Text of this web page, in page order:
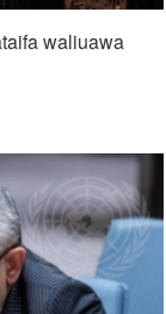
waliuawa